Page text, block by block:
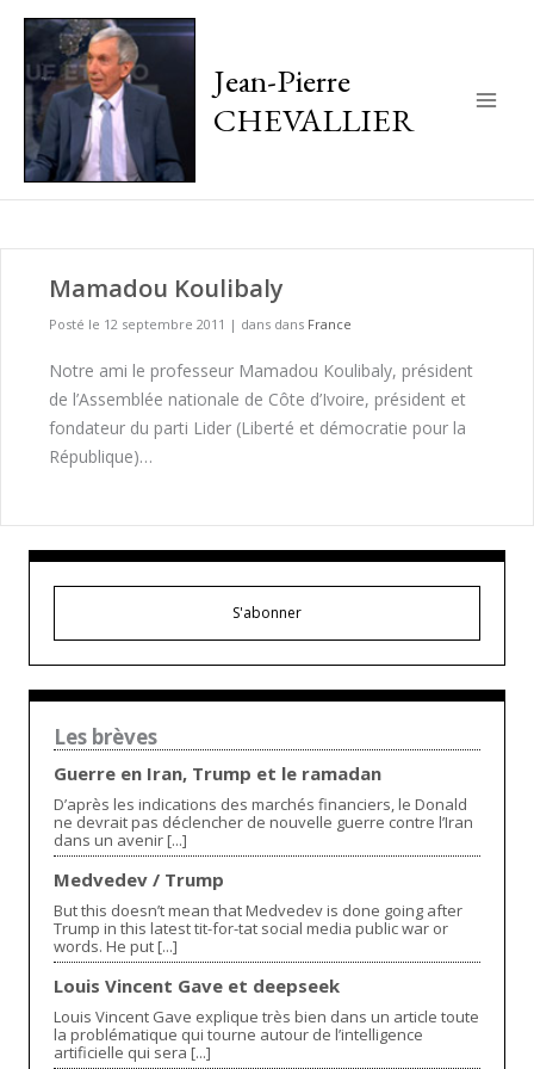
Jean-Pierre
CHEVALLIER
Mamadou Koulibaly
Posté le 12 septembre 2011 | dans dans France
Notre ami le professeur Mamadou Koulibaly, président
de l’Assemblée nationale de Côte d’Ivoire, président et
fondateur du parti Lider (Liberté et démocratie pour la
République)…
S'abonner
Les brèves
Guerre en Iran, Trump et le ramadan
D’après les indications des marchés financiers, le Donald
ne devrait pas déclencher de nouvelle guerre contre l’Iran
dans un avenir [...]
Medvedev / Trump
But this doesn’t mean that Medvedev is done going after
Trump in this latest tit-for-tat social media public war or
words. He put [...]
Louis Vincent Gave et deepseek
Louis Vincent Gave explique très bien dans un article toute
la problématique qui tourne autour de l’intelligence
artificielle qui sera [...]